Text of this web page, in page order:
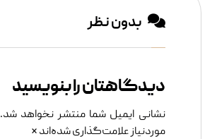
بدون نظر
دیدگاهتان را بنویسید
نشانی ایمیل شما منتشر نخواهد شد.
موردنیاز علامت‌گذاری شده‌اند*